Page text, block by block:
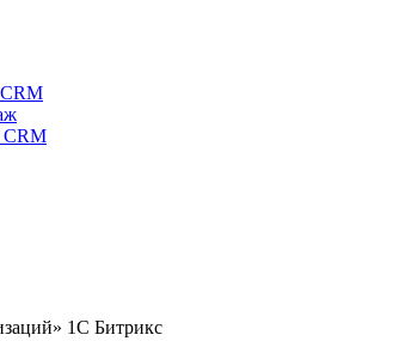
CRM
1С Битрикс